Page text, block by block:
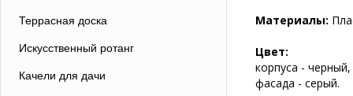
Террасная доска
Искусственный ротанг
Качели для дачи
Материалы:
Цвет:
корпуса - черный,
фасада - серый.